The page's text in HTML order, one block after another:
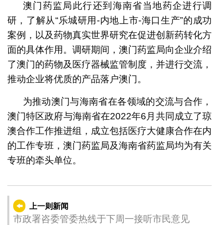
澳门药监局此行还到海南省当地药企进行调
研，了解从“乐城研用-内地上市-海口生产”的成功
案例，以及药物真实世界研究在促进创新药转化方
面的具体作用。调研期间，澳门药监局向企业介绍
了澳门的药物及医疗器械监管制度，并进行交流，
推动企业将优质的产品落户澳门。
为推动澳门与海南省在各领域的交流与合作，
澳门特区政府与海南省在2022年6月共同成立了琼
澳合作工作推进组，成立包括医疗大健康合作在内
的工作专班，澳门药监局及海南省药监局均为有关
专班的牵头单位。
上一则新闻
市政署咨委管委热线于下周一接听市民意见